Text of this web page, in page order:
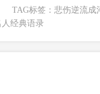
TAG标签：悲伤逆流成
人经典语录